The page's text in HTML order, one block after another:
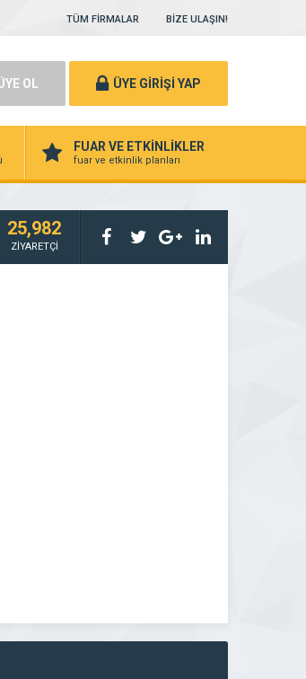
TÜM FİRMALAR BİZE ULAŞIN!
OL ÜYE GİRİŞİ YAP
FUAR VE ETKİNLİKLER
fuar ve etkinlik planları
25,982
ZİYARETÇİ